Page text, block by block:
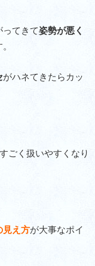
てきて姿勢が悪く
がハネてきたらカッ
ごく扱いやすくなり
見え方が大事なポイ